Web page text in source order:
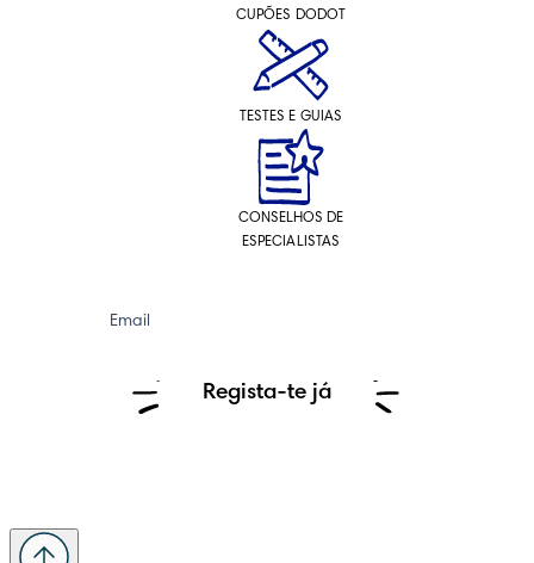
CUPÕES DODOT
TESTES E GUIAS
CONSELHOS DE
ESPECIALISTAS
Email
Regista-te já